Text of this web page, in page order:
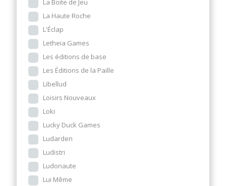
La Boite de Jeu
La Haute Roche
L'Éclap
Letheia Games
Les éditions de base
Les Éditions de la Paille
Libellud
Loisirs Nouveaux
Loki
Lucky Duck Games
Ludarden
Ludistri
Ludonaute
Lui Même